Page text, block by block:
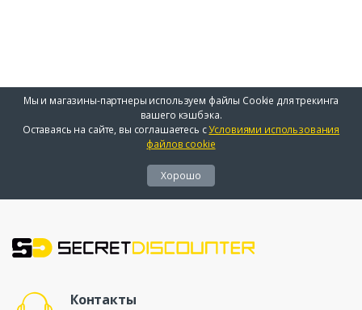
Мы и магазины-партнеры используем файлы Cookie для трекинга
вашего кэшбэка.
Оставаясь на сайте, вы соглашаетесь сУсловиями использования
файлов cookie
Хорошо
Контакты